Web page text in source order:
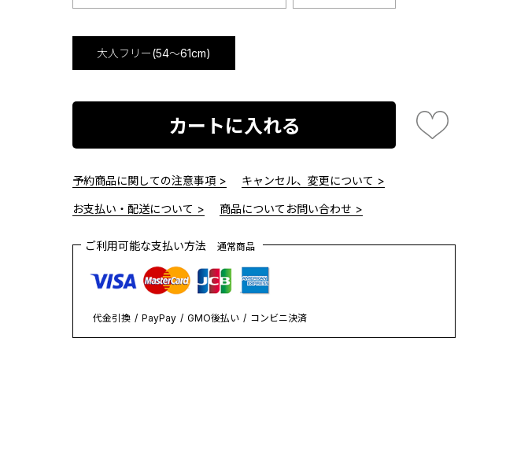
大人フリー(54～61cm)
カートに入れる
予約商品に関しての注意事項 > キャンセル、変更について >
お支払い・配送について > 商品についてお問い合わせ >
ご利用可能な支払い方法 通常商品
代金引換 PayPay GMO後払い コンビニ決済